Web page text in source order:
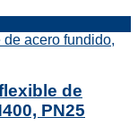
de
PN25